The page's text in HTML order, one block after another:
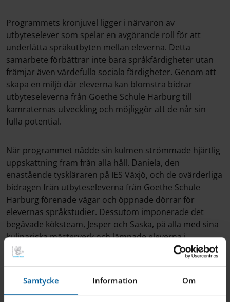
Samtycke Information Om
Programmets kronjuvel ligger i närvaron av
utbyteselever som spelar en avgörande roll för att
underlätta språkutbyten mellan eleverna. Detta
samarbete förbättrar inte bara språkfärdigheter utan
främjar även värdefulla sociala färdigheter. Genom att
skapa en miljö där eleverna kan blomstra bidrar
utbyteseleverna från Goethe Schule Harburg till
kamraternas utveckling och möjliggör att de når sin
fulla potential.
När programmet nådde sin kulmen strömmade hjärtlig
uppskattning fram från alla håll. Daniela, den
enastående tyskläraren på IES Växjö, och de ovärderliga
bidragen från utbyteseleverna från Goethe Schule
Harburg förenade vägar och öppnade dörrar för
elevernas språkstudier. Dessutom imponerade det
begåvade köksteam, Jesper och Saska, på alla med sina
kulinariska mästerverk och lämnade eleverna i
förundran samtidigt som de skapade en underbar
bakgrund för deras språkupplevelser.